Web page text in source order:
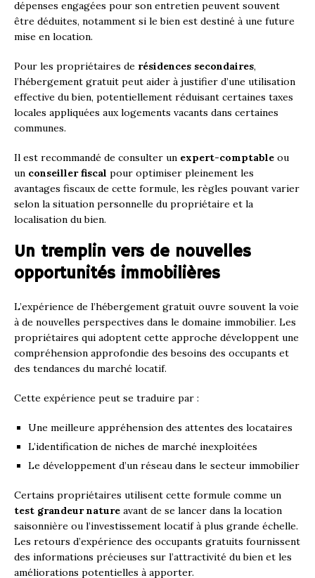
dépenses engagées pour son entretien peuvent souvent
être déduites, notamment si le bien est destiné à une future
mise en location.
Pour les propriétaires de résidences secondaires,
l’hébergement gratuit peut aider à justifier d’une utilisation
effective du bien, potentiellement réduisant certaines taxes
locales appliquées aux logements vacants dans certaines
communes.
Il est recommandé de consulter un expert-comptable ou
un conseiller fiscal pour optimiser pleinement les
avantages fiscaux de cette formule, les règles pouvant varier
selon la situation personnelle du propriétaire et la
localisation du bien.
Un tremplin vers de nouvelles
opportunités immobilières
L’expérience de l’hébergement gratuit ouvre souvent la voie
à de nouvelles perspectives dans le domaine immobilier. Les
propriétaires qui adoptent cette approche développent une
compréhension approfondie des besoins des occupants et
des tendances du marché locatif.
Cette expérience peut se traduire par :
Une meilleure appréhension des attentes des locataires
L’identification de niches de marché inexploitées
Le développement d’un réseau dans le secteur immobilier
Certains propriétaires utilisent cette formule comme un
test grandeur nature avant de se lancer dans la location
saisonnière ou l’investissement locatif à plus grande échelle.
Les retours d’expérience des occupants gratuits fournissent
des informations précieuses sur l’attractivité du bien et les
améliorations potentielles à apporter.